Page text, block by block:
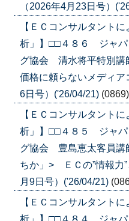
（2026年4月23日号）
【ＥＣコンサルタント
析」】□□４８６ ジャパ
グ協会 清水将平特別
価格に頼らないメディ
6日号）('26/04/21) (0869)
【ＥＣコンサルタント
析」】□□４８５ ジャパ
グ協会 豊島恵太客員講
ちか」> ＥＣの”情報力”
月9日号）('26/04/21)
【ＥＣコンサルタント
析」】□□４８４ ジャパ